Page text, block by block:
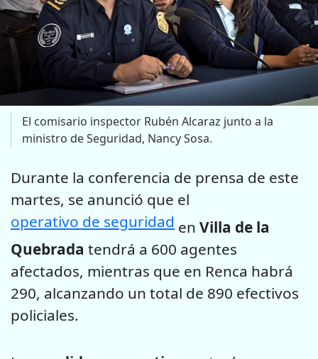
El comisario inspector Rubén Alcaraz junto a la
ministro de Seguridad, Nancy Sosa.
Durante la conferencia de prensa de este
martes, se anunció que el
operativo de seguridad en Villa de la
Quebrada tendrá a 600 agentes
afectados, mientras que en Renca habrá
290, alcanzando un total de 890 efectivos
policiales.